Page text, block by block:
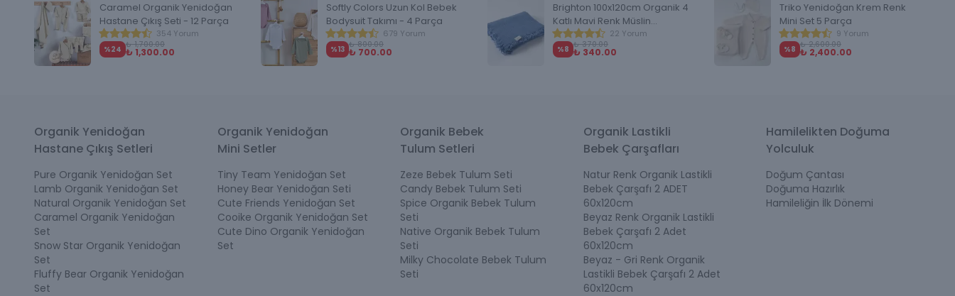
Caramel Organik Yenidoğan
Hastane Çıkış Seti - 12 Parça
354 Yorum
%24 ₺ 1,700.00
₺ 1,300.00
Softly Colors Uzun Kol Bebek
Bodysuit Takımı - 4 Parça
679 Yorum
%13 ₺ 800.00
₺ 700.00
Brighton 100x120cm Organik 4
Katlı Mavi Renk Müslin
Battaniye
22 Yorum
%8 ₺ 370.00
₺ 340.00
Triko Yenidoğan Krem Renk
Mini Set 5 Parça
9 Yorum
%8 ₺ 2,600.00
₺ 2,400.00
Organik Yenidoğan
Hastane Çıkış Setleri
Pure Organik Yenidoğan Set
Lamb Organik Yenidoğan Set
Natural Organik Yenidoğan Set
Caramel Organik Yenidoğan
Set
Snow Star Organik Yenidoğan
Set
Fluffy Bear Organik Yenidoğan
Set
Organik Yenidoğan
Mini Setler
Tiny Team Yenidoğan Set
Honey Bear Yenidoğan Seti
Cute Friends Yenidoğan Set
Cooike Organik Yenidoğan Set
Cute Dino Organik Yenidoğan
Set
Organik Bebek
Tulum Setleri
Zeze Bebek Tulum Seti
Candy Bebek Tulum Seti
Spice Organik Bebek Tulum
Seti
Native Organik Bebek Tulum
Seti
Milky Chocolate Bebek Tulum
Seti
Organik Lastikli
Bebek Çarşafları
Natur Renk Organik Lastikli
Bebek Çarşafı 2 ADET
60x120cm
Beyaz Renk Organik Lastikli
Bebek Çarşafı 2 Adet
60x120cm
Beyaz - Gri Renk Organik
Lastikli Bebek Çarşafı 2 Adet
60x120cm
Hamilelikten Doğuma
Yolculuk
Doğum Çantası
Doğuma Hazırlık
Hamileliğin İlk Dönemi